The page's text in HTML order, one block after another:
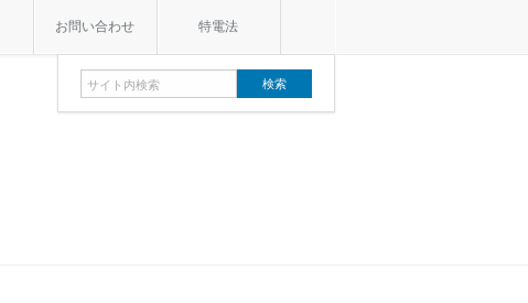
お問い合わせ 特電法